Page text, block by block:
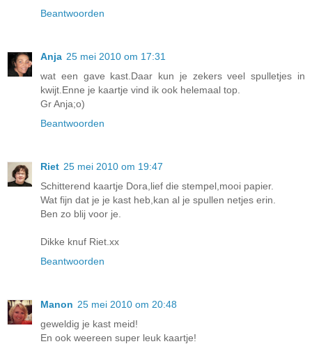
Beantwoorden
Anja 25 mei 2010 om 17:31
wat een gave kast.Daar kun je zekers veel spulletjes in
kwijt.Enne je kaartje vind ik ook helemaal top.
Gr Anja;o)
Beantwoorden
Riet 25 mei 2010 om 19:47
Schitterend kaartje Dora,lief die stempel,mooi papier.
Wat fijn dat je je kast heb,kan al je spullen netjes erin.
Ben zo blij voor je.
Dikke knuf Riet.xx
Beantwoorden
Manon 25 mei 2010 om 20:48
geweldig je kast meid!
En ook weereen super leuk kaartje!